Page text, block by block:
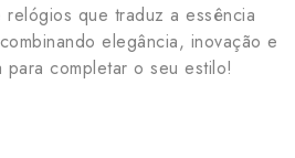
que traduz a essência
elegância, inovação e
completar o seu estilo!